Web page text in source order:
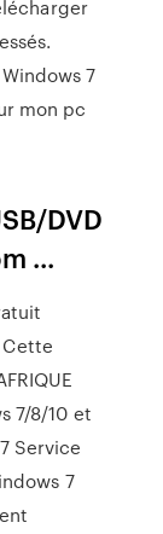
7
mon pc
DVD
...
Cette
7/8/10 et
Service
7